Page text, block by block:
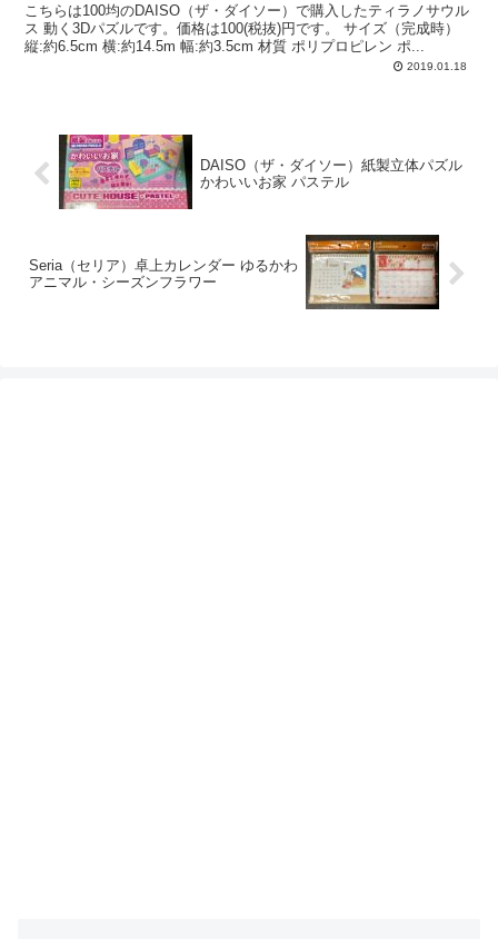
こちらは100均のDAISO（ザ・ダイソー）で購入したティラノサウル
ス 動く3Dパズルです。価格は100(税抜)円です。 サイズ（完成時）
縦:約6.5cm 横:約14.5m 幅:約3.5cm 材質 ポリプロピレン ポ...
2019.01.18
DAISO（ザ・ダイソー）紙製立体パズル
かわいいお家 パステル
Seria（セリア）卓上カレンダー ゆるかわ
アニマル・シーズンフラワー